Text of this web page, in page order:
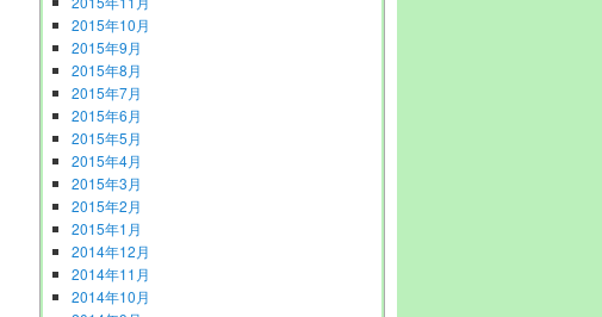
2015年10月
2015年9月
2015年8月
2015年7月
2015年6月
2015年5月
2015年4月
2015年3月
2015年2月
2015年1月
2014年12月
2014年11月
2014年10月